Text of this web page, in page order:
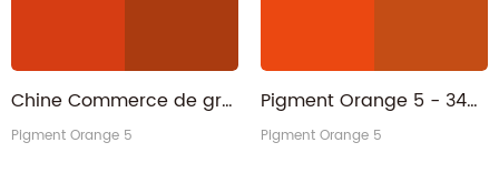
Chine Commerce de gros de pigment organique Orange 5 pour l'encre à base d'eau
Pigment Orange 5
Pigment Orange 5 - 3468-63-1 Orange permanent rougeâtre PO5 pour le revêtement
Pigment Orange 5